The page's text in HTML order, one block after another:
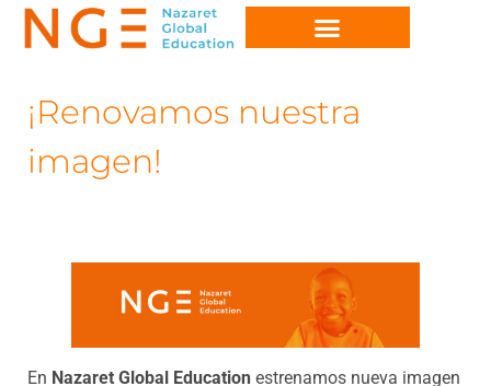
¡Renovamos nuestra
imagen!
En Nazaret Global Education estrenamos nueva imagen